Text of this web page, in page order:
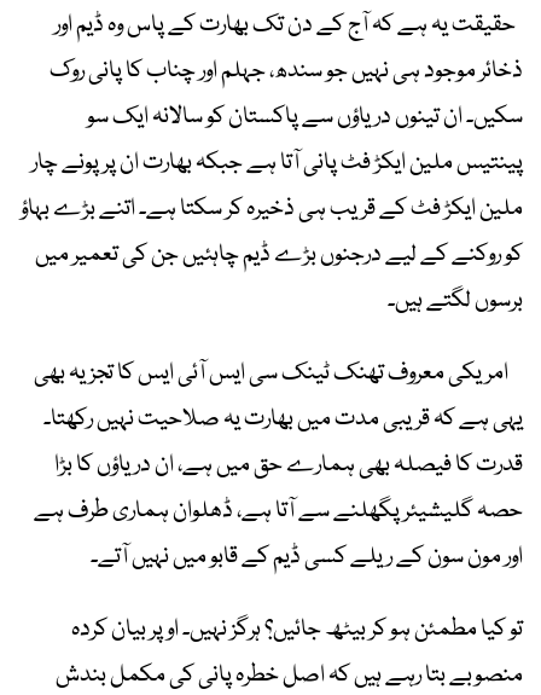
حقیقت یہ ہے کہ آج کے دن تک بھارت کے پاس وہ ڈیم اور
ذخائر موجود ہی نہیں جو سندھ، جہلم اور چناب کا پانی روک
سکیں۔ ان تینوں دریاؤں سے پاکستان کو سالانہ ایک سو
پینتیس ملین ایکڑ فٹ پانی آتا ہے جبکہ بھارت ان پر پونے چار
ملین ایکڑ فٹ کے قریب ہی ذخیرہ کر سکتا ہے۔ اتنے بڑے بہاؤ
کو روکنے کے لیے درجنوں بڑے ڈیم چاہئیں جن کی تعمیر میں
برسوں لگتے ہیں۔
امریکی معروف تھنک ٹینک سی ایس آئی ایس کا تجزیہ بھی
یہی ہے کہ قریبی مدت میں بھارت یہ صلاحیت نہیں رکھتا۔
قدرت کا فیصلہ بھی ہمارے حق میں ہے، ان دریاؤں کا بڑا
حصہ گلیشیئر پگھلنے سے آتا ہے، ڈھلوان ہماری طرف ہے
اور مون سون کے ریلے کسی ڈیم کے قابو میں نہیں آتے۔
تو کیا مطمئن ہو کر بیٹھ جائیں؟ ہرگز نہیں۔ اوپر بیان کردہ
منصوبے بتا رہے ہیں کہ اصل خطرہ پانی کی مکمل بندش